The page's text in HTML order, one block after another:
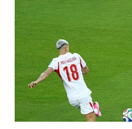
Essa força literária
quem precisa encarar a
filtros. O livro clássico
como Meditações serve
pensamentos quando o
desabar por completo.
importa expande o
prática, direta e